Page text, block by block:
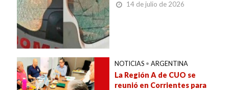
14 de julio de 2026
NOTICIAS • ARGENTINA
La Región A de CUO se
reunió en Corrientes para